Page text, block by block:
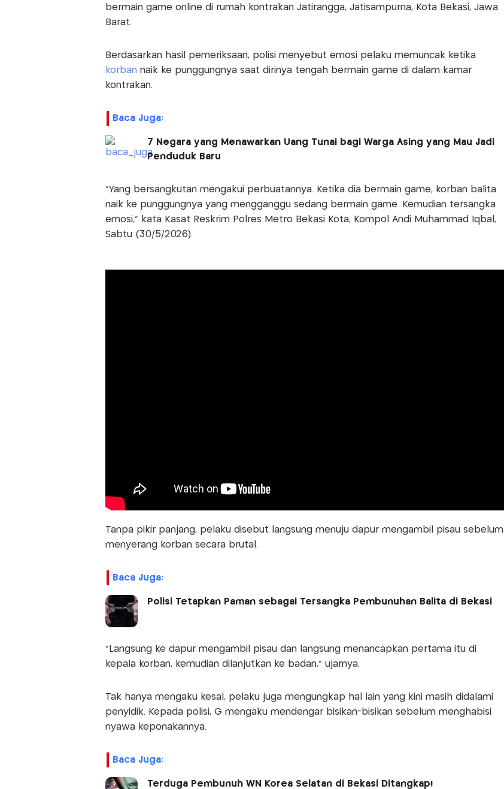
bermain game online di rumah kontrakan Jatirangga, Jatisampurna, Kota Bekasi, Jawa
Barat.
Berdasarkan hasil pemeriksaan, polisi menyebut emosi pelaku memuncak ketika
korban naik ke punggungnya saat dirinya tengah bermain game di dalam kamar
kontrakan.
Baca Juga:
7 Negara yang Menawarkan Uang Tunai bagi Warga Asing yang Mau Jadi
Penduduk Baru
“Yang bersangkutan mengakui perbuatannya. Ketika dia bermain game, korban balita
naik ke punggungnya yang mengganggu sedang bermain game. Kemudian tersangka
emosi,” kata Kasat Reskrim Polres Metro Bekasi Kota, Kompol Andi Muhammad Iqbal,
Sabtu (30/5/2026).
Tanpa pikir panjang, pelaku disebut langsung menuju dapur mengambil pisau sebelum
menyerang korban secara brutal.
Baca Juga:
Polisi Tetapkan Paman sebagai Tersangka Pembunuhan Balita di Bekasi
“Langsung ke dapur mengambil pisau dan langsung menancapkan pertama itu di
kepala korban, kemudian dilanjutkan ke badan,” ujarnya.
Tak hanya mengaku kesal, pelaku juga mengungkap hal lain yang kini masih didalami
penyidik. Kepada polisi, G mengaku mendengar bisikan-bisikan sebelum menghabisi
nyawa keponakannya.
Baca Juga:
Terduga Pembunuh WN Korea Selatan di Bekasi Ditangkap!